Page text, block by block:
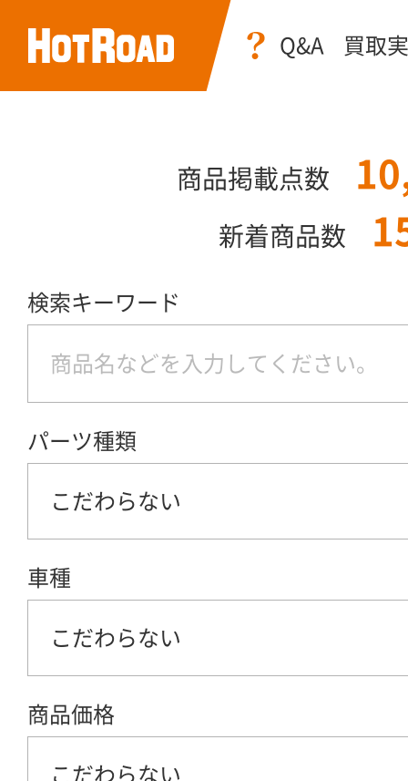
Q&A 買取
商品掲載点数
新着商品数
検索キーワード
パーツ種類
こだわらない
車種
こだわらない
商品価格
こだわらない